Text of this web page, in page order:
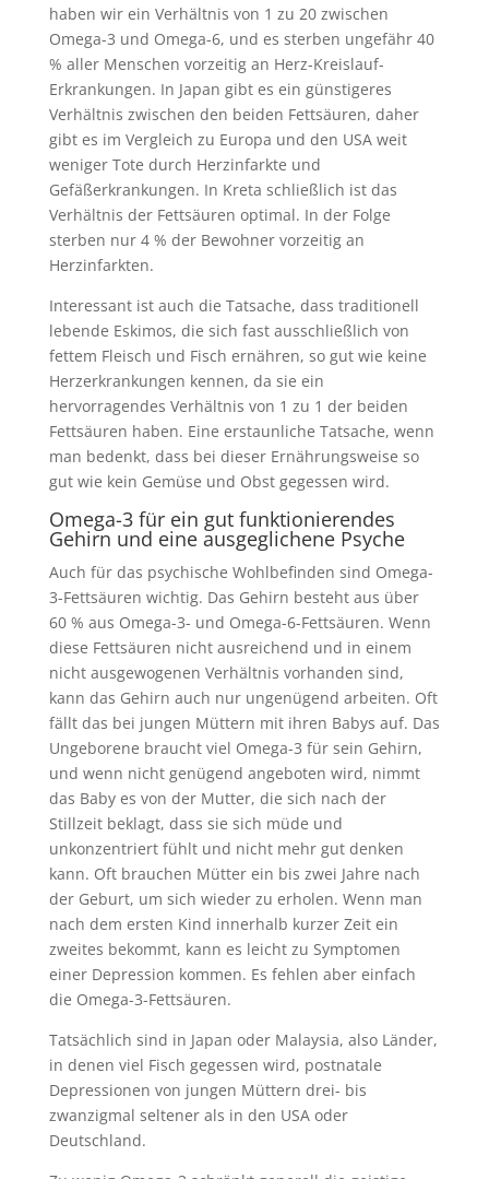
haben wir ein Verhältnis von 1 zu 20 zwischen
Omega-3 und Omega-6, und es sterben ungefähr 40
% aller Menschen vorzeitig an Herz-Kreislauf-
Erkrankungen. In Japan gibt es ein günstigeres
Verhältnis zwischen den beiden Fettsäuren, daher
gibt es im Vergleich zu Europa und den USA weit
weniger Tote durch Herzinfarkte und
Gefäßerkrankungen. In Kreta schließlich ist das
Verhältnis der Fettsäuren optimal. In der Folge
sterben nur 4 % der Bewohner vorzeitig an
Herzinfarkten.
Interessant ist auch die Tatsache, dass traditionell
lebende Eskimos, die sich fast ausschließlich von
fettem Fleisch und Fisch ernähren, so gut wie keine
Herzerkrankungen kennen, da sie ein
hervorragendes Verhältnis von 1 zu 1 der beiden
Fettsäuren haben. Eine erstaunliche Tatsache, wenn
man bedenkt, dass bei dieser Ernährungsweise so
gut wie kein Gemüse und Obst gegessen wird.
Omega-3 für ein gut funktionierendes
Gehirn und eine ausgeglichene Psyche
Auch für das psychische Wohlbefinden sind Omega-
3-Fettsäuren wichtig. Das Gehirn besteht aus über
60 % aus Omega-3- und Omega-6-Fettsäuren. Wenn
diese Fettsäuren nicht ausreichend und in einem
nicht ausgewogenen Verhältnis vorhanden sind,
kann das Gehirn auch nur ungenügend arbeiten. Oft
fällt das bei jungen Müttern mit ihren Babys auf. Das
Ungeborene braucht viel Omega-3 für sein Gehirn,
und wenn nicht genügend angeboten wird, nimmt
das Baby es von der Mutter, die sich nach der
Stillzeit beklagt, dass sie sich müde und
unkonzentriert fühlt und nicht mehr gut denken
kann. Oft brauchen Mütter ein bis zwei Jahre nach
der Geburt, um sich wieder zu erholen. Wenn man
nach dem ersten Kind innerhalb kurzer Zeit ein
zweites bekommt, kann es leicht zu Symptomen
einer Depression kommen. Es fehlen aber einfach
die Omega-3-Fettsäuren.
Tatsächlich sind in Japan oder Malaysia, also Länder,
in denen viel Fisch gegessen wird, postnatale
Depressionen von jungen Müttern drei- bis
zwanzigmal seltener als in den USA oder
Deutschland.